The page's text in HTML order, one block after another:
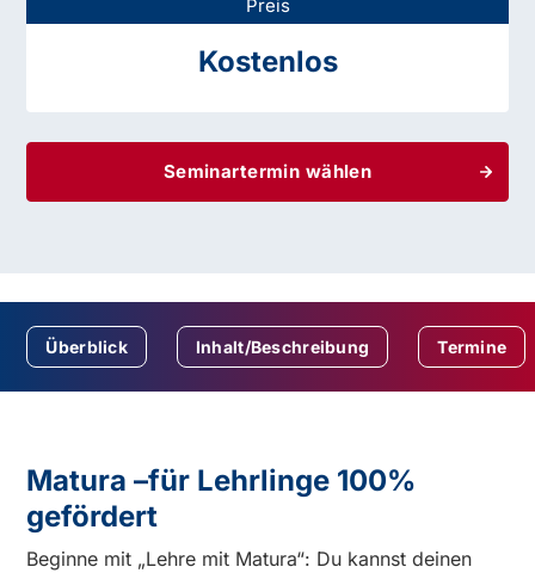
Preis
Kostenlos
Seminartermin wählen
Überblick Inhalt/Beschreibung Termine
Matura –für Lehrlinge 100%
gefördert
Beginne mit „Lehre mit Matura“: Du kannst deinen